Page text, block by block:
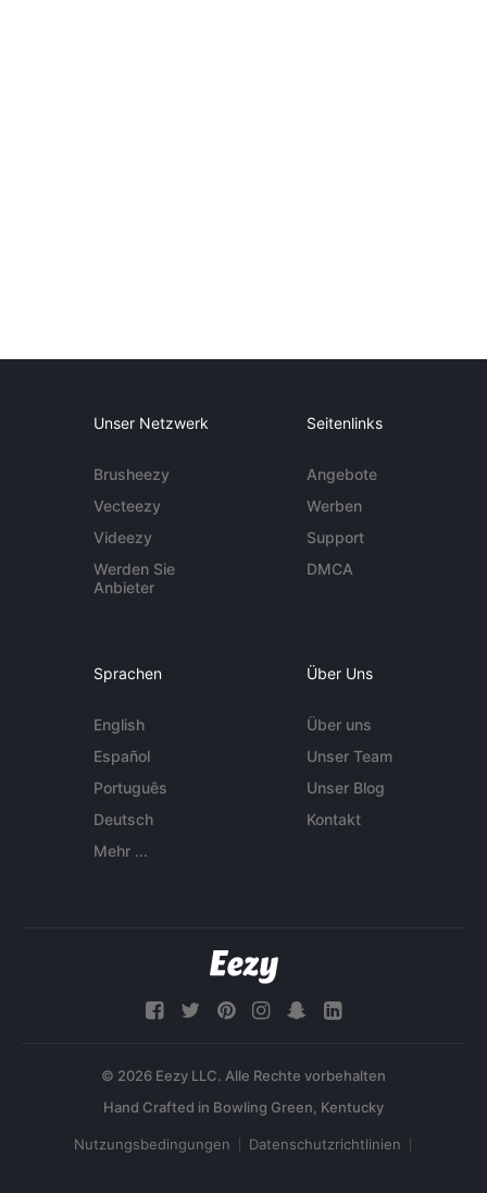
Unser Netzwerk
Brusheezy
Vecteezy
Videezy
Werden Sie
Anbieter
Seitenlinks
Angebote
Werben
Support
DMCA
Sprachen
English
Español
Português
Deutsch
Mehr ...
Über Uns
Über uns
Unser Team
Unser Blog
Kontakt
© 2026 Eezy LLC. Alle Rechte vorbehalten
Nutzungsbedingungen Datenschutzrichtlinien